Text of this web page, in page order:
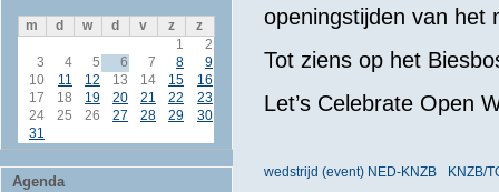
m d w d v z
z
1
2
3
4 5 6 7 8
9
10
11 12 13 14 15
16
17
18 19 20 21 22
23
24
25 26 27 28 29
30
31
Agenda
openingstijden van het
Tot ziens op het
Let’s Celebrate Open
wedstrijd (event) NED-KNZB KNZB/